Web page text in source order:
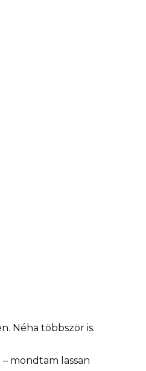
Néha többször is.
mondtam lassan